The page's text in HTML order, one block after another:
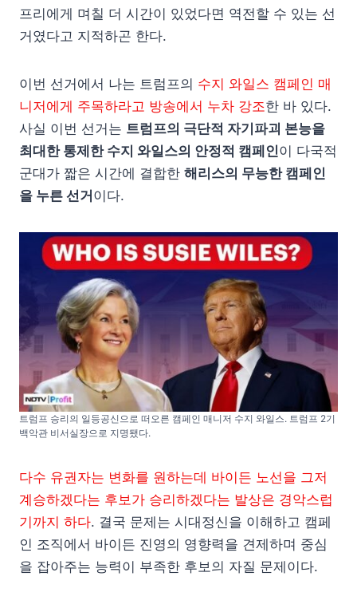
프리에게 며칠 더 시간이 있었다면 역전할 수 있는 선
거였다고 지적하곤 한다.
이번 선거에서 나는 트럼프의 수지 와일스 캠페인 매
니저에게 주목하라고 방송에서 누차 강조한 바 있다.
사실 이번 선거는 트럼프의 극단적 자기파괴 본능을
최대한 통제한 수지 와일스의 안정적 캠페인이 다국적
군대가 짧은 시간에 결합한 해리스의 무능한 캠페인
을 누른 선거이다.
트럼프 승리의 일등공신으로 떠오른 캠페인 매니저 수지 와일스. 트럼프 2기
백악관 비서실장으로 지명됐다.
다수 유권자는 변화를 원하는데 바이든 노선을 그저
계승하겠다는 후보가 승리하겠다는 발상은 경악스럽
기까지 하다. 결국 문제는 시대정신을 이해하고 캠페
인 조직에서 바이든 진영의 영향력을 견제하며 중심
을 잡아주는 능력이 부족한 후보의 자질 문제이다.